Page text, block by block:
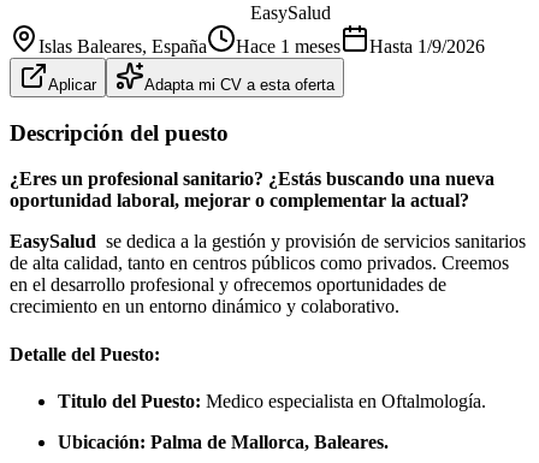
EasySalud
Islas Baleares, España Hace 1 meses Hasta 1/9/2026
Aplicar Adapta mi CV a esta oferta
Descripción del puesto
¿Eres un profesional sanitario? ¿Estás buscando una nueva
oportunidad laboral, mejorar o complementar la actual?
EasySalud se dedica a la gestión y provisión de servicios sanitarios
de alta calidad, tanto en centros públicos como privados. Creemos
en el desarrollo profesional y ofrecemos oportunidades de
crecimiento en un entorno dinámico y colaborativo.
Detalle del Puesto:
Titulo del Puesto: Medico especialista en Oftalmología.
Ubicación: Palma de Mallorca, Baleares.